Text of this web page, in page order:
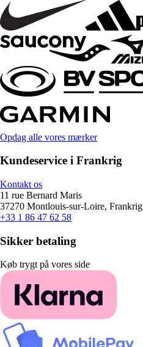
Opdag alle vores mærker
Kundeservice i Frankrig
Kontakt os
11 rue Bernard Maris
37270 Montlouis-sur-Loire, Frankrig
+33 1 86 47 62 58
Sikker betaling
Køb trygt på vores side